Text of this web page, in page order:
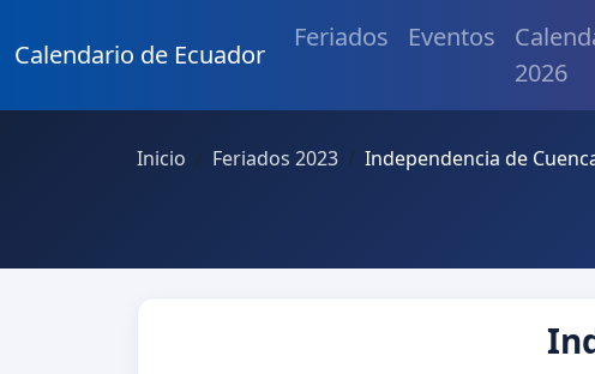
Calendario de Ecuador
Feriados Eventos
2026
Inicio Feriados 2023 Independencia de